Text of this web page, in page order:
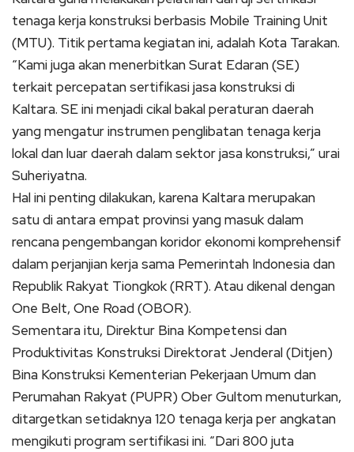
tenaga kerja konstruksi berbasis Mobile Training Unit
(MTU). Titik pertama kegiatan ini, adalah Kota Tarakan.
“Kami juga akan menerbitkan Surat Edaran (SE)
terkait percepatan sertifikasi jasa konstruksi di
Kaltara. SE ini menjadi cikal bakal peraturan daerah
yang mengatur instrumen penglibatan tenaga kerja
lokal dan luar daerah dalam sektor jasa konstruksi,” urai
Suheriyatna.
Hal ini penting dilakukan, karena Kaltara merupakan
satu di antara empat provinsi yang masuk dalam
rencana pengembangan koridor ekonomi komprehensif
dalam perjanjian kerja sama Pemerintah Indonesia dan
Republik Rakyat Tiongkok (RRT). Atau dikenal dengan
One Belt, One Road (OBOR).
Sementara itu, Direktur Bina Kompetensi dan
Produktivitas Konstruksi Direktorat Jenderal (Ditjen)
Bina Konstruksi Kementerian Pekerjaan Umum dan
Perumahan Rakyat (PUPR) Ober Gultom menuturkan,
ditargetkan setidaknya 120 tenaga kerja per angkatan
mengikuti program sertifikasi ini. “Dari 800 juta